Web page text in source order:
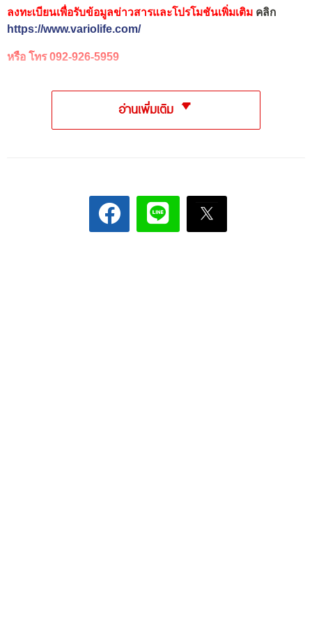
ลงทะเบียนเพื่อรับข้อมูลข่าวสารและโปรโมชันเพิ่มเติม คลิก
https://www.variolife.com/
หรือ โทร 092-926-5959
อ่านเพิ่มเติม